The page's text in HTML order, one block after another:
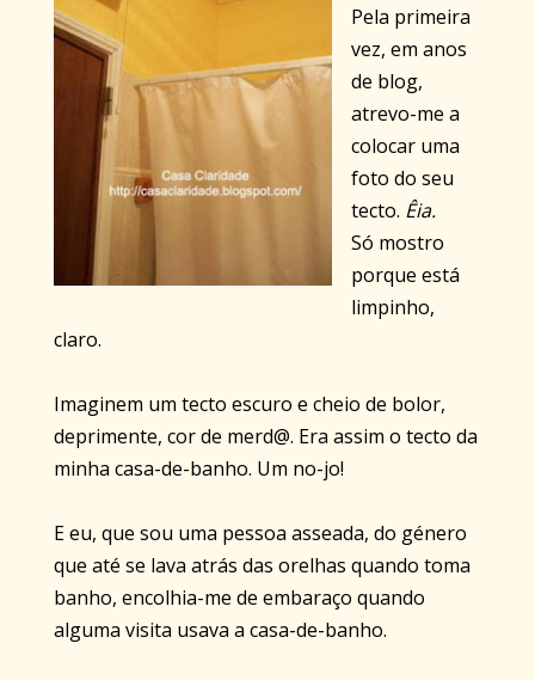
Pela primeira
vez, em anos
de blog,
atrevo-me a
colocar uma
foto do seu
tecto. Êia.
Só mostro
porque está
limpinho,
claro.
Imaginem um tecto escuro e cheio de bolor,
deprimente, cor de merd@. Era assim o tecto da
minha casa-de-banho. Um no-jo!
E eu, que sou uma pessoa asseada, do género
que até se lava atrás das orelhas quando toma
banho, encolhia-me de embaraço quando
alguma visita usava a casa-de-banho.